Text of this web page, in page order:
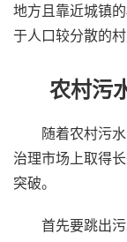
地方且靠近城镇
于人口较分散的
农村污
随着农村污
治理市场上取得
突破。
首先要跳出